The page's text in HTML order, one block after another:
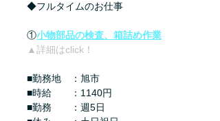
◆フルタイムのお仕事
①小物部品の検査、箱詰め作業
▲詳細はclick！
■勤務地　：旭市
■時給　　：1140円
■勤務　　：週5日